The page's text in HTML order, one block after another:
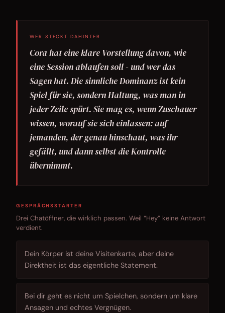
WER STECKT DAHINTER
Cora hat eine klare Vorstellung davon, wie
eine Session ablaufen soll - und wer das
Sagen hat. Die sinnliche Dominanz ist kein
Spiel für sie, sondern Haltung, was man in
jeder Zeile spürt. Sie mag es, wenn Zuschauer
wissen, worauf sie sich einlassen: auf
jemanden, der genau hinschaut, was ihr
gefällt, und dann selbst die Kontrolle
übernimmt.
GESPRÄCHSSTARTER
Drei Chatöffner, die wirklich passen. Weil “Hey” keine Antwort
verdient.
Dein Körper ist deine Visitenkarte, aber deine
Direktheit ist das eigentliche Statement.
Bei dir geht es nicht um Spielchen, sondern um klare
Ansagen und echtes Vergnügen.